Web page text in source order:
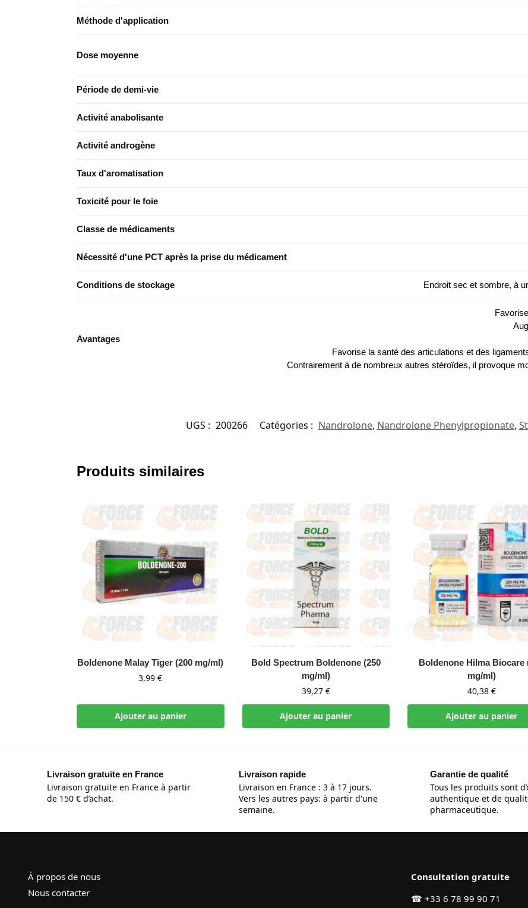
Méthode d'application
Dose moyenne
Période de demi-vie
Activité anabolisante
Activité androgène
Taux d'aromatisation
Toxicité pour le foie
Classe de médicaments
Nécessité d'une PCT après la prise du médicament
Conditions de stockage Endroit sec et sombre, à
Avantages
Favorise la santé des articulations et des
Contrairement à de nombreux autres stéroïdes, il provoque
UGS : 200266 Catégories : Nandrolone, Nandrolone Phenylpropionate,
Produits similaires
Boldenone Malay Tiger (200 mg/ml)
3,99€
Ajouter au panier
Bold Spectrum Boldenone (250
mg/ml)
39,27 €
Ajouter au panier
Boldenone Hilma Biocare
mg/ml)
40,38 €
Ajouter au panier
Livraison gratuite en France
Livraison gratuite en France à partir
de 150 € d’achat.
Livraison rapide
Livraison en France : 3 à 17 jours.
Vers les autres pays: à partir d'une
semaine.
Garantie de qualité
Tous les produits sont
authentique et de
pharmaceutique.
À propos de nous
Nous contacter
Consultation gratuite
☎ +33 6 78 99 90 71